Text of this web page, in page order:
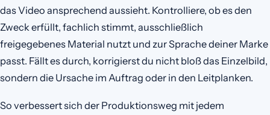
das Video ansprechend aussieht. Kontrolliere, ob es den
Zweck erfüllt, fachlich stimmt, ausschließlich
freigegebenes Material nutzt und zur Sprache deiner Marke
passt. Fällt es durch, korrigierst du nicht bloß das Einzelbild,
sondern die Ursache im Auftrag oder in den Leitplanken.
So verbessert sich der Produktionsweg mit jedem